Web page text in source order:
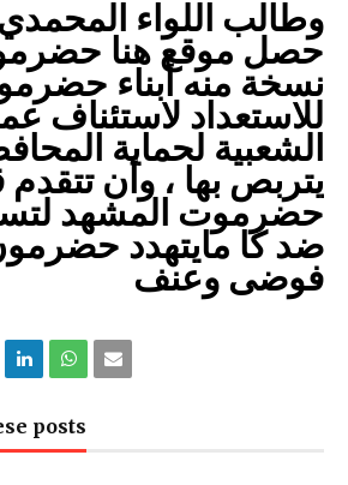
وطالب اللواء
حصل موقع هنا
نسخة منه أبناء
للاستعداد لاستئناف
الشعبية لحماية
يتربص بها ، وأن تتقدم
حضرموت المشهد
ضد كا مايتهدد
فوضى وعنف
posts